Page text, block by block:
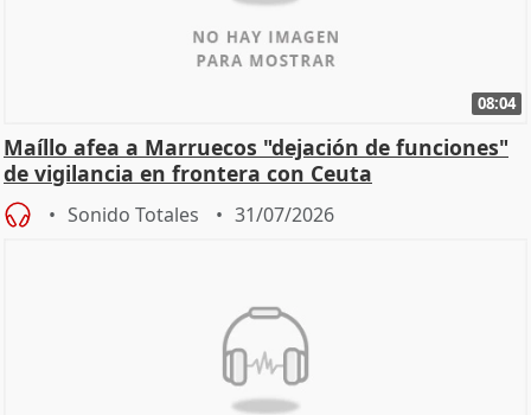
08:04
Maíllo afea a Marruecos "dejación de funciones"
de vigilancia en frontera con Ceuta
Sonido Totales 31/07/2026